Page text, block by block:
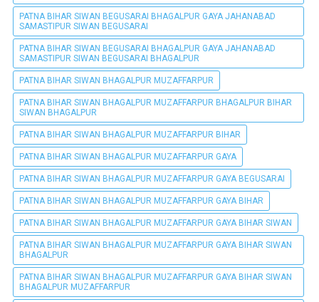
PATNA BIHAR SIWAN BEGUSARAI BHAGALPUR GAYA JAHANABAD
SAMASTIPUR SIWAN BEGUSARAI
PATNA BIHAR SIWAN BEGUSARAI BHAGALPUR GAYA JAHANABAD
SAMASTIPUR SIWAN BEGUSARAI BHAGALPUR
PATNA BIHAR SIWAN BHAGALPUR MUZAFFARPUR
PATNA BIHAR SIWAN BHAGALPUR MUZAFFARPUR BHAGALPUR BIHAR
SIWAN BHAGALPUR
PATNA BIHAR SIWAN BHAGALPUR MUZAFFARPUR BIHAR
PATNA BIHAR SIWAN BHAGALPUR MUZAFFARPUR GAYA
PATNA BIHAR SIWAN BHAGALPUR MUZAFFARPUR GAYA BEGUSARAI
PATNA BIHAR SIWAN BHAGALPUR MUZAFFARPUR GAYA BIHAR
PATNA BIHAR SIWAN BHAGALPUR MUZAFFARPUR GAYA BIHAR SIWAN
PATNA BIHAR SIWAN BHAGALPUR MUZAFFARPUR GAYA BIHAR SIWAN
BHAGALPUR
PATNA BIHAR SIWAN BHAGALPUR MUZAFFARPUR GAYA BIHAR SIWAN
BHAGALPUR MUZAFFARPUR